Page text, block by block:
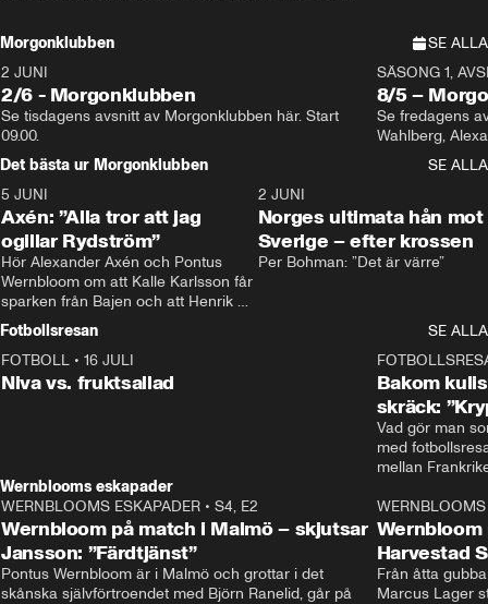
Morgonklubben
SE ALLA
2 JUNI
2/6 - Morgonklubben
Se tisdagens avsnitt av Morgonklubben här. Start
SÄSONG 1,
8/5 –
Se fredagens
Det bästa ur Morgonklubben
SE ALLA
5 JUNI
Axén: ”Alla tror att jag
ogillar Rydström”
Hör Alexander Axén och Pontus
Wernbloom om att Kalle Karlsson får
sparken från Bajen och att Henrik
Rydström tar över
2 JUNI
Norges ultimata hån mot
Sverige – efter krossen
Per Bohman: ”Det är värre”
Fotbollsresan
SE ALLA
FOTBOLL • 16 JULI
Niva vs. fruktsallad
Bakom
skräck:
Vad gör man
med
Wernblooms eskapader
WERNBLOOMS ESKAPADER • S4, E2
Wernbloom på match i Malmö – skjutsar
Jansson: ”Färdtjänst”
Pontus Wernbloom är i Malmö och grottar i det
skånska självförtroendet med Björn Ranelid, går på
Harvestad
Från åtta
Marcus Lager